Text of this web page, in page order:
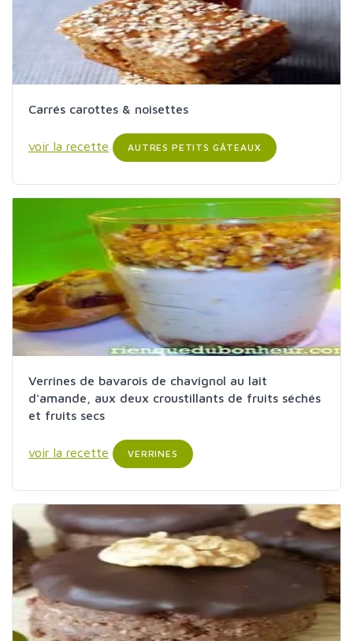
Carrés carottes & noisettes
voir la recette AUTRES PETITS GÂTEAUX
Verrines de bavarois de chavignol au lait
d'amande, aux deux croustillants de fruits séchés
et fruits secs
voir la recette VERRINES